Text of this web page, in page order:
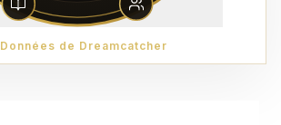
Données de Dreamcatcher